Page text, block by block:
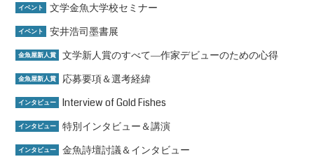
イベント 文学金魚大学校セミナー
イベント 安井浩司墨書展
金魚屋新人賞 文学新人賞のすべて―作家デビューのための心得
金魚屋新人賞 応募要項＆選考経緯
インタビュー Interview of Gold Fishes
インタビュー 特別インタビュー＆講演
インタビュー 金魚詩壇討議＆インタビュー